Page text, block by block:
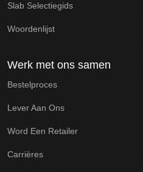
Slab Selectiegids
Woordenlijst
Werk met ons samen
Bestelproces
Lever Aan Ons
Word Een Retailer
Carrières